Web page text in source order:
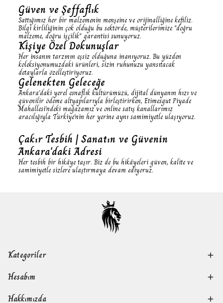
Güven ve Şeffaflık
Sattığımız her bir malzemenin menşeine ve orijinalliğine kefiliz.
Bilgi kirliliğinin çok olduğu bu sektörde, müşterilerimize "doğru
malzeme, doğru işçilik" garantisi sunuyoruz.
Kişiye Özel Dokunuşlar
Her insanın tarzının eşsiz olduğuna inanıyoruz. Bu yüzden
koleksiyonumuzdaki ürünleri, sizin ruhunuzu yansıtacak
detaylarla özelleştiriyoruz.
Gelenekten Geleceğe
Ankara'daki yerel esnaflık kültürümüzü, dijital dünyanın hızı ve
güvenilir ödeme altyapılarıyla birleştirirken, Etimesgut Piyade
Mahallesi'ndeki mağazamız ve online satış kanallarımız
aracılığıyla Türkiye'nin her yerine aynı samimiyetle ulaşıyoruz.
Çakır Tesbih | Sanatın ve Güvenin
Ankara'daki Adresi
Her tesbih bir hikâye taşır. Biz de bu hikâyeleri güven, kalite ve
samimiyetle sizlere ulaştırmaya devam ediyoruz.
Kategoriler
Hesabım
Hakkımızda